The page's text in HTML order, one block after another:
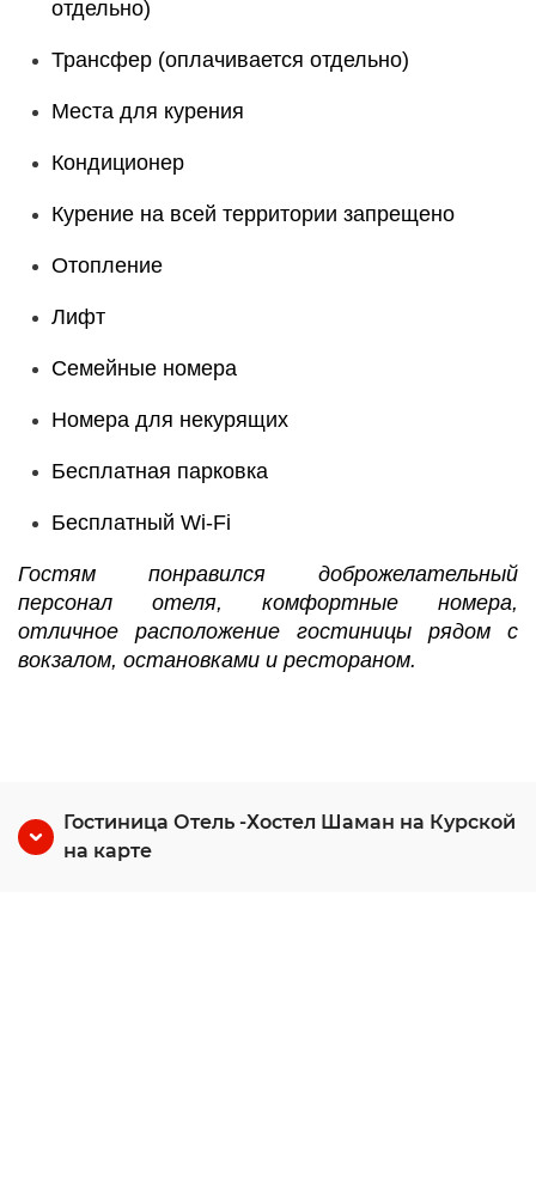
отдельно)
Трансфер (оплачивается отдельно)
Места для курения
Кондиционер
Курение на всей территории запрещено
Отопление
Лифт
Семейные номера
Номера для некурящих
Бесплатная парковка
Бесплатный Wi-Fi
Гостям понравился доброжелательный
персонал отеля, комфортные номера,
отличное расположение гостиницы рядом с
вокзалом, остановками и рестораном.
Гостиница Отель -Хостел Шаман на Курской
на карте